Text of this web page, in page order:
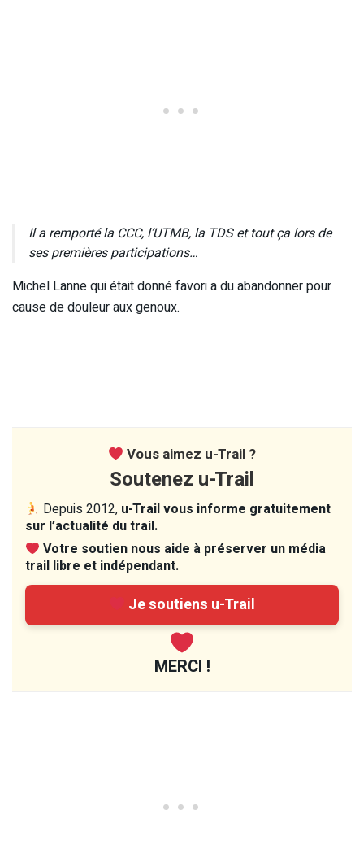
Il a remporté la CCC, l’UTMB, la TDS et tout ça lors de
ses premières participations…
Michel Lanne qui était donné favori a du abandonner pour
cause de douleur aux genoux.
Vous aimez u-Trail ?
Soutenez u-Trail
Depuis 2012, u-Trail vous informe gratuitement
sur l’actualité du trail.
Votre soutien nous aide à préserver un média
trail libre et indépendant.
Je soutiens u-Trail
MERCI !